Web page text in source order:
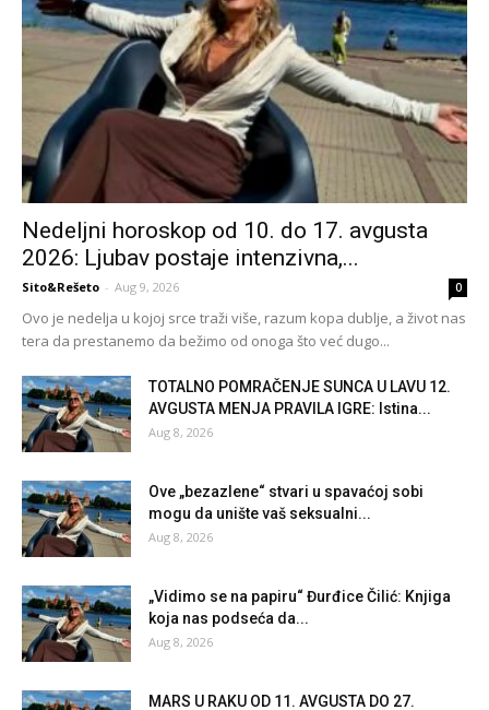
Nedeljni horoskop od 10. do 17. avgusta
2026: Ljubav postaje intenzivna,...
Sito&Rešeto - Aug 9, 2026 0
Ovo je nedelja u kojoj srce traži više, razum kopa dublje, a život nas
tera da prestanemo da bežimo od onoga što već dugo...
TOTALNO POMRAČENJE SUNCA U LAVU 12.
AVGUSTA MENJA PRAVILA IGRE: Istina...
Aug 8, 2026
Ove „bezazlene“ stvari u spavaćoj sobi
mogu da unište vaš seksualni...
Aug 8, 2026
„Vidimo se na papiru“ Đurđice Čilić: Knjiga
koja nas podseća da...
Aug 8, 2026
MARS U RAKU OD 11. AVGUSTA DO 27.